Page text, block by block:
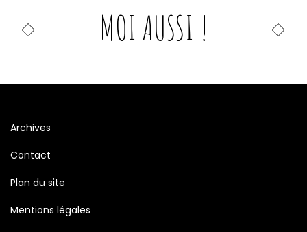
MOI AUSSI !
Archives
Contact
Plan du site
Mentions légales